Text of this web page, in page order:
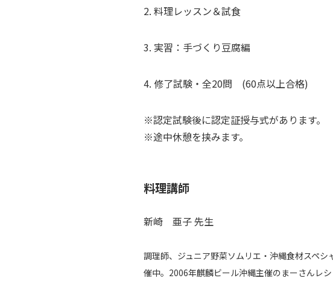
2. 料理レッスン＆試食
3. 実習：手づくり豆腐編
4. 修了試験・全20問 (60点以上合格)
※認定試験後に認定証授与式があります。
※途中休憩を挟みます。
料理講師
新崎 亜子 先生
調理師、ジュニア野菜ソムリエ・沖縄食材スペ
催中。2006年麒麟ビール沖縄主催のまーさんレ